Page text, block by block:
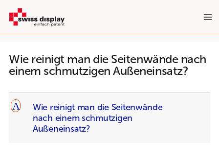
Inhalt
springen
Wie reinigt man die Seitenwände nach
einem schmutzigen Außeneinsatz?
A
Wie reinigt man die Seitenwände
nach einem schmutzigen
Außeneinsatz?